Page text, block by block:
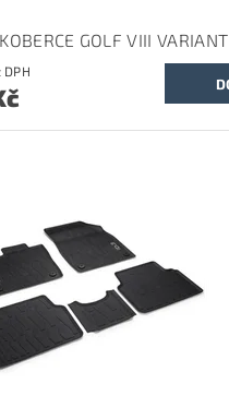
GOLF VIII VARIANT
bez DPH